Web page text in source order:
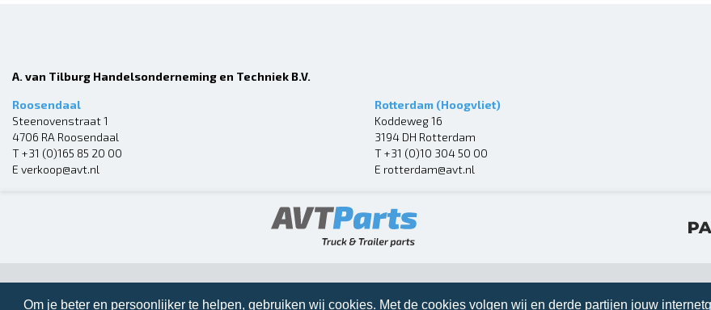
Om je beter en persoonlijker te helpen, gebruiken wij cookies. Met de cookies volgen wij en derde partijen jouw
A. van Tilburg Handelsonderneming en Techniek B.V.
Roosendaal
Steenovenstraat 1
4706 RA Roosendaal
T+31 (0)165 85 20 00
E verkoop@avt.nl
Rotterdam (Hoogvliet)
Koddeweg 16
3194 DH Rotterdam
T+31 (0)10 304 50 00
E rotterdam@avt.nl